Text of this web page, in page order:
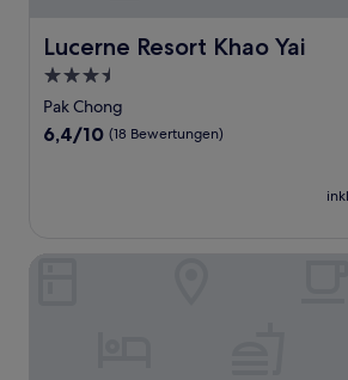
Lucerne Resort Khao Yai
Lucerne Resort Khao Yai
3.5-
Sterne-
Unterkunft
Pak Chong
6.4
6,4/10 (18 Bewertungen)